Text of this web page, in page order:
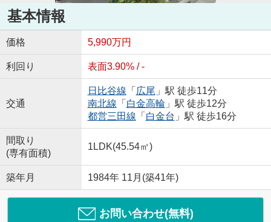
基本情報
価格 5,990万円
利回り 表面3.90% / -
交通
日比谷線 「 広尾 」駅 徒歩11分
南北線 「 白金高輪」駅 徒歩12分
都営三田線 「 白金台 」駅 徒歩16分
間取り
(専有面積)
1LDK(45.54㎡)
築年月 1984年 11月(築41年)
お問い合わせ(無料)